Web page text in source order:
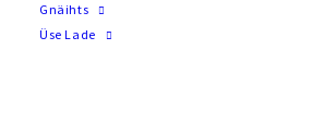
Gnäihts
Üse Lade
Zertifizierung